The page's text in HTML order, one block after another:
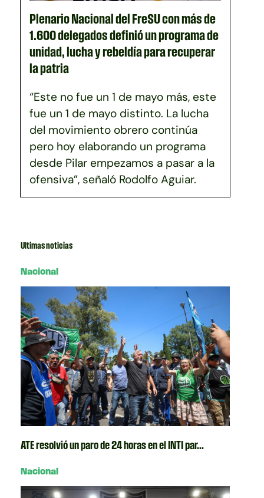
Plenario Nacional del FreSU con más de
1.600 delegados definió un programa de
unidad, lucha y rebeldía para recuperar
la patria
“Este no fue un 1 de mayo más, este
fue un 1 de mayo distinto. La lucha
del movimiento obrero continúa
pero hoy elaborando un programa
desde Pilar empezamos a pasar a la
ofensiva”, señaló Rodolfo Aguiar.
Ultimas noticias
Nacional
ATE resolvió un paro de 24 horas en el INTI par...
Nacional